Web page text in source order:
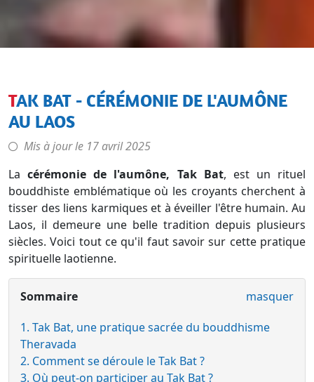
TAK BAT - CÉRÉMONIE DE L'AUMÔNE
AU LAOS
Mis à jour le 17 avril 2025
Lacérémonie de l'aumône, Tak Bat, est un rituel
bouddhiste emblématique où les croyants cherchent à
tisser des liens karmiques et à éveiller l'être humain. Au
Laos, il demeure une belle tradition depuis plusieurs
siècles. Voici tout ce qu'il faut savoir sur cette pratique
spirituelle laotienne.
Sommaire masquer
1. Tak Bat, une pratique sacrée du bouddhisme
Theravada
2. Comment se déroule le Tak Bat ?
3. Où peut-on participer au Tak Bat ?